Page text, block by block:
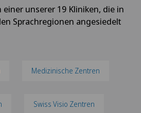
einer unserer 19 Kliniken, die in
Sprachregionen angesiedelt
Medizinische Zentren
Swiss Visio Zentren